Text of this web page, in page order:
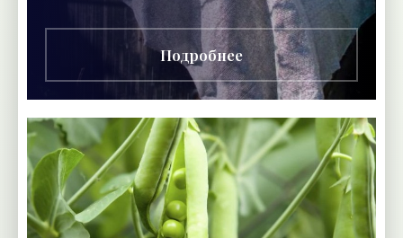
поликарбоната, как надежный термос, способна
на протяжение
Подробнее